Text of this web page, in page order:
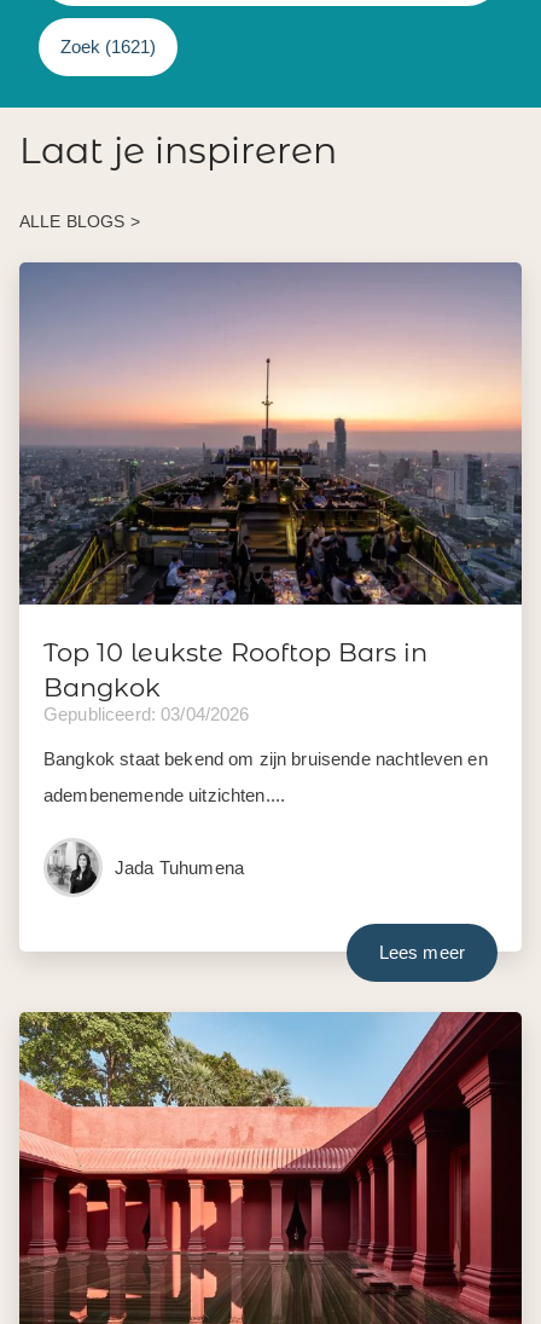
Zoek (1621)
Laat je inspireren
ALLE BLOGS >
Top 10 leukste Rooftop Bars in
Bangkok
Gepubliceerd: 03/04/2026
Bangkok staat bekend om zijn bruisende nachtleven en
adembenemende uitzichten....
Jada Tuhumena
Lees meer